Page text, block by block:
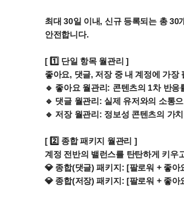
최대 30일 이내, 신규 등록되는 총 30
안전합니다.
[ 1️⃣ 단일 항목 월관리 ]
좋아요, 댓글, 저장 중 내 계정에 가
🔹 좋아요 월관리: 콘텐츠의 1차 반응
🔹 댓글 월관리: 실제 유저와의 소통
🔹 저장 월관리: 정보성 콘텐츠의 가
[ 2️⃣ 종합 패키지 월관리 ]
계정 전반의 밸런스를 탄탄하게 키우
💎 종합(댓글) 패키지: [팔로워 + 좋
💎 종합(저장) 패키지: [팔로워 + 좋